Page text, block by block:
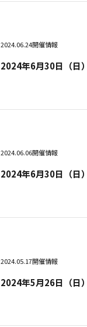
2024.06.24開催情報
2024年6月30日（日
2024.06.06開催情報
2024年6月30日（日
2024.05.17開催情報
2024年5月26日（日